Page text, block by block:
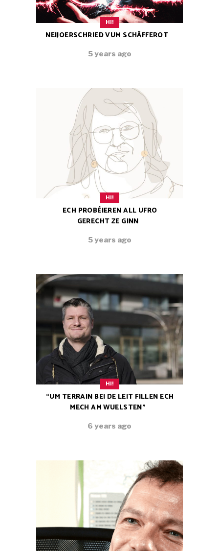
HI!
NEIJOERSCHRIED VUM SCHÄFFEROT
5 years ago
HI!
ECH PROBÉIEREN ALL UFRO
GERECHT ZE GINN
5 years ago
HI!
“UM TERRAIN BEI DE LEIT FILLEN ECH
MECH AM WUELSTEN”
6 years ago